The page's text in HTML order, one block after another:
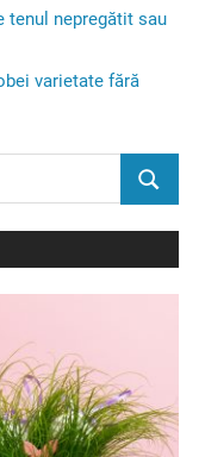
tenul nepregătit sau
varietate fără
SEARCH